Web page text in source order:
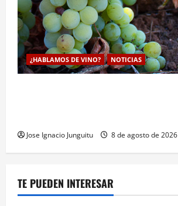
¿HABLAMOS DE VINO? NOTICIAS
Jose Ignacio Junguitu 8 de agosto de 2026
TE PUEDEN INTERESAR
¿HABLAMOS DE VINO? NOTICIAS